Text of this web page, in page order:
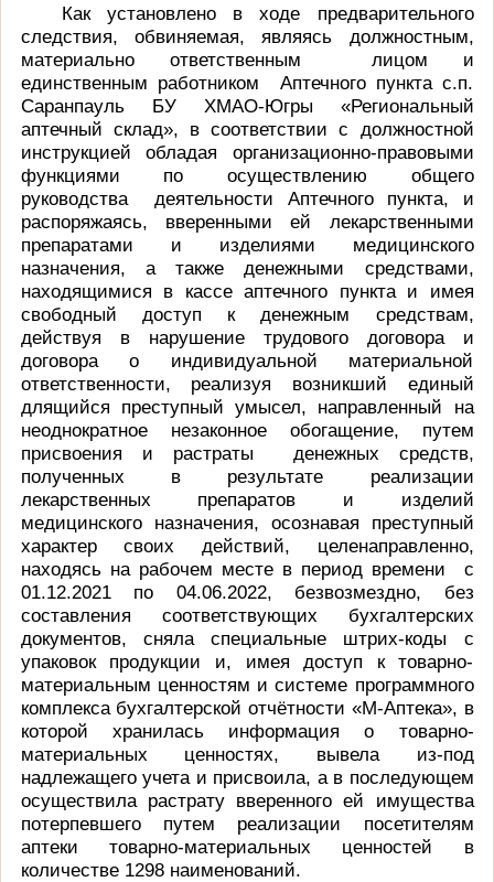
Как установлено в ходе предварительного
следствия, обвиняемая, являясь должностным,
материально ответственным лицом и
единственным работником Аптечного пункта с.п.
Саранпауль БУ ХМАО-Югры «Региональный
аптечный склад», в соответствии с должностной
инструкцией обладая организационно-правовыми
функциями по осуществлению общего
руководства деятельности Аптечного пункта, и
распоряжаясь, вверенными ей лекарственными
препаратами и изделиями медицинского
назначения, а также денежными средствами,
находящимися в кассе аптечного пункта и имея
свободный доступ к денежным средствам,
действуя в нарушение трудового договора и
договора о индивидуальной материальной
ответственности, реализуя возникший единый
длящийся преступный умысел, направленный на
неоднократное незаконное обогащение, путем
присвоения и растраты денежных средств,
полученных в результате реализации
лекарственных препаратов и изделий
медицинского назначения, осознавая преступный
характер своих действий, целенаправленно,
находясь на рабочем месте в период времени с
01.12.2021 по 04.06.2022, безвозмездно, без
составления соответствующих бухгалтерских
документов, сняла специальные штрих-коды с
упаковок продукции и, имея доступ к товарно-
материальным ценностям и системе программного
комплекса бухгалтерской отчётности «М-Аптека», в
которой хранилась информация о товарно-
материальных ценностях, вывела из-под
надлежащего учета и присвоила, а в последующем
осуществила растрату вверенного ей имущества
потерпевшего путем реализации посетителям
аптеки товарно-материальных ценностей в
количестве 1298 наименований.